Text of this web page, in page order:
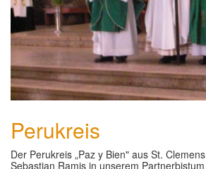
Perukreis
Der Perukreis „Paz y Bien" aus St.
Sebastian Ramis in unserem